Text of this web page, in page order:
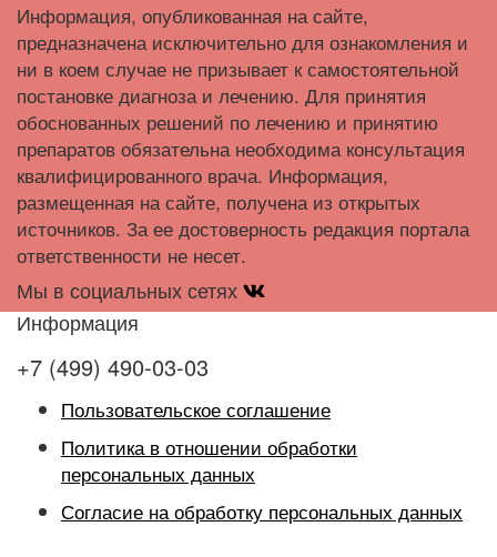
Информация, опубликованная на сайте,
предназначена исключительно для ознакомления и
ни в коем случае не призывает к самостоятельной
постановке диагноза и лечению. Для принятия
обоснованных решений по лечению и принятию
препаратов обязательна необходима консультация
квалифицированного врача. Информация,
размещенная на сайте, получена из открытых
источников. За ее достоверность редакция портала
ответственности не несет.
Мы в социальных сетях
Информация
+7 (499) 490-03-03
Пользовательское соглашение
Политика в отношении обработки
персональных данных
Согласие на обработку персональных данных